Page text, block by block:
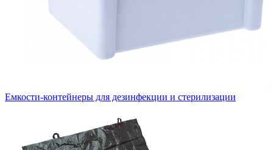
Емкости-контейнеры для дезинфекции и стерилизации